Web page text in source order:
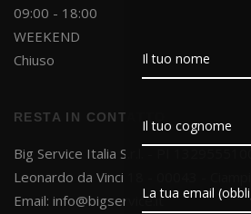
09:00 - 18:00
WEEKEND
Chiuso
RESTA IN CONTATTO
Big Service Italia S.r.l. - PI
Leonardo da Vinci 18 - 00043 -
Email: info@bigservice.it